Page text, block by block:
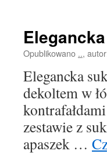
Opublikowano ..,
Elegancka
dekoltem w
zestawie z
apaszek …